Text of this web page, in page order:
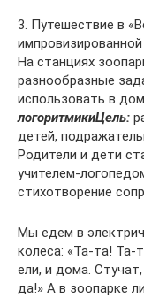
3. Путешествие в
На станциях
разнообразные
использовать в
логоритмикиЦель:
детей,
Родители и дети
учителем-
стихотворение
Мы едем в
колеса: «Та-та!
ели, и дома.
да!» А в зоопарке